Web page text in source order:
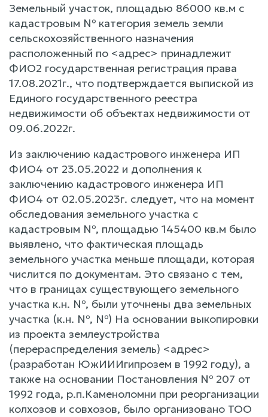
Земельный участок, площадью 86000 кв.м с
кадастровым № категория земель земли
сельскохозяйственного назначения
расположенный по <адрес> принадлежит
ФИО2 государственная регистрация права
17.08.2021г., что подтверждается выпиской из
Единого государственного реестра
недвижимости об объектах недвижимости от
09.06.2022г.
Из заключению кадастрового инженера ИП
ФИО4 от 23.05.2022 и дополнения к
заключению кадастрового инженера ИП
ФИО4 от 02.05.2023г. следует, что на момент
обследования земельного участка с
кадастровым №, площадью 145400 кв.м было
выявлено, что фактическая площадь
земельного участка меньше площади, которая
числится по документам. Это связано с тем,
что в границах существующего земельного
участка к.н. №, были уточнены два земельных
участка (к.н. №, №) На основании выкопировки
из проекта землеустройства
(перераспределения земель) <адрес>
(разработан ЮжИИИгипрозем в 1992 году), а
также на основании Постановления № 207 от
1992 года, р.п.Каменоломни при реорганизации
колхозов и совхозов, было организовано ТОО